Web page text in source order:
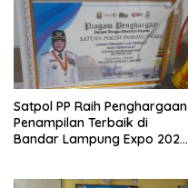
Satpol PP Raih Penghargaan
Penampilan Terbaik di
Bandar Lampung Expo 2026,